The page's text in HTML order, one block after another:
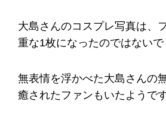
大島さんのコスプレ写真は、
重な1枚になったのではないで
無表情を浮かべた大島さんの
癒されたファンもいたようです